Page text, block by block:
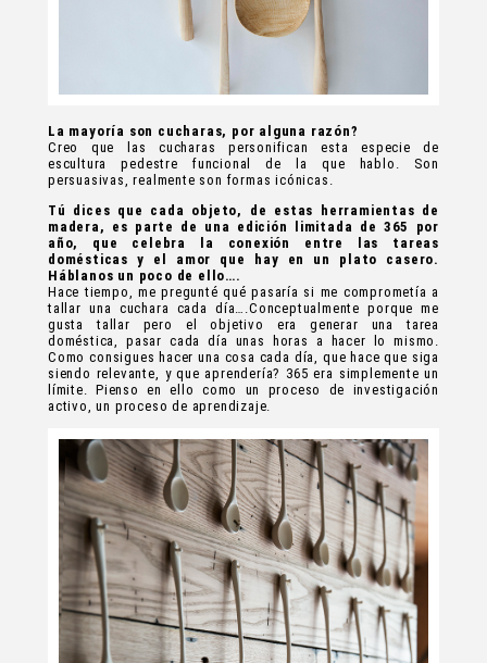
La mayoría son cucharas, por alguna razón?
Creo que las cucharas personifican esta especie de
escultura pedestre funcional de la que hablo. Son
persuasivas, realmente son formas icónicas.
Tú dices que cada objeto, de estas herramientas de
madera, es parte de una edición limitada de 365 por
año, que celebra la conexión entre las tareas
domésticas y el amor que hay en un plato casero.
Háblanos un poco de ello….
Hace tiempo, me pregunté qué pasaría si me comprometía a
tallar una cuchara cada día….Conceptualmente porque me
gusta tallar pero el objetivo era generar una tarea
doméstica, pasar cada día unas horas a hacer lo mismo.
Como consigues hacer una cosa cada día, que hace que siga
siendo relevante, y que aprendería? 365 era simplemente un
límite. Pienso en ello como un proceso de investigación
activo, un proceso de aprendizaje.